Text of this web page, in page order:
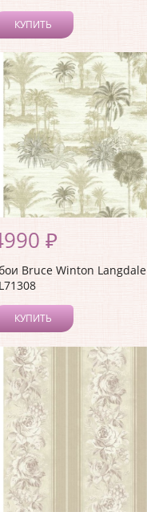
КУПИТЬ
₽
Bruce Winton Langdale
КУПИТЬ